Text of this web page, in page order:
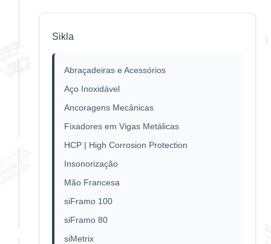
Sikla
Abraçadeiras e Acessórios
Aço Inoxidável
Ancoragens Mecânicas
Fixadores em Vigas Metálicas
HCP | High Corrosion Protection
Insonorização
Mão Francesa
siFramo 100
siFramo 80
siMetrix
Ancoragem
Drop In An
Ancoragem
EXP AN
BZ Inox